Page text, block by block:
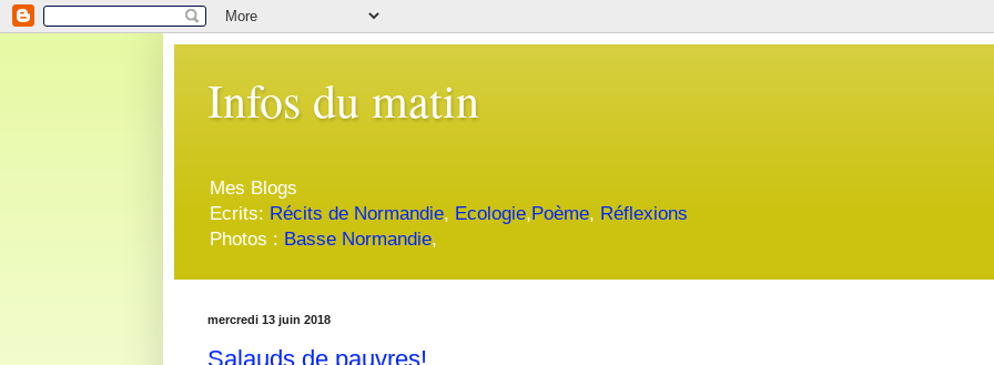
Infos du matin
Mes Blogs
Ecrits: Récits de Normandie, Ecologie, Poème, Réflexions
Photos : Basse Normandie,
mercredi 13 juin 2018
Salauds de pauvres!